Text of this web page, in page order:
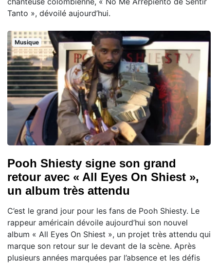
Tanto », dévoilé aujourd’hui.
Musique
Pooh Shiesty signe son grand
retour avec « All Eyes On Shiest »,
un album très attendu
C’est le grand jour pour les fans de Pooh Shiesty. Le
rappeur américain dévoile aujourd’hui son nouvel
album « All Eyes On Shiest », un projet très attendu qui
marque son retour sur le devant de la scène. Après
plusieurs années marquées par l’absence et les défis